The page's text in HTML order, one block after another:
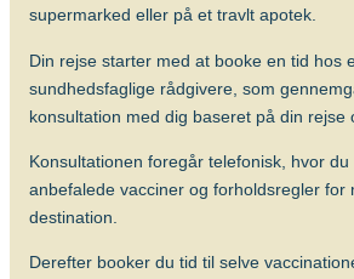
Søg og find anbefalinger
Søg efter destination
Thailand
Søg efter destination
supermarked eller på et travlt apotek.
Din rejse starter med at booke en tid hos
sundhedsfaglige rådgivere, som
konsultation med dig baseret på din rejse
Konsultationen foregår telefonisk, hvor
anbefalede vacciner og forholdsregler for
destination.
Derefter booker du tid til selve